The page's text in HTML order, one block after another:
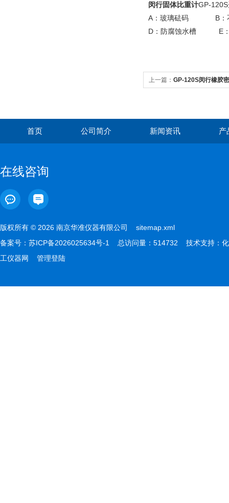
闵行固体比重计GP-
A：玻璃砝码 B：
D：防腐蚀水槽 E：
上一篇： GP-120S闵行橡胶
首页 公司简介 新闻资讯 产
在线咨询
版权所有 © 2026 南京华准仪器有限公司 sitemap.xml
备案号： 苏ICP备2026025634号-1 总访问量：514732 技术支持： 化
工仪器网
管理登陆